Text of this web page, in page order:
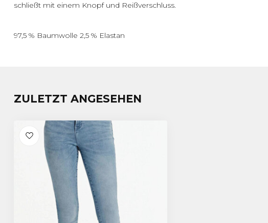
schließt mit einem Knopf und Reißverschluss.
97,5 % Baumwolle 2,5 % Elastan
ZULETZT ANGESEHEN